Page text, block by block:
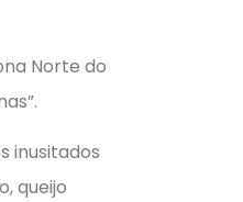
Norte do
inusitados
queijo